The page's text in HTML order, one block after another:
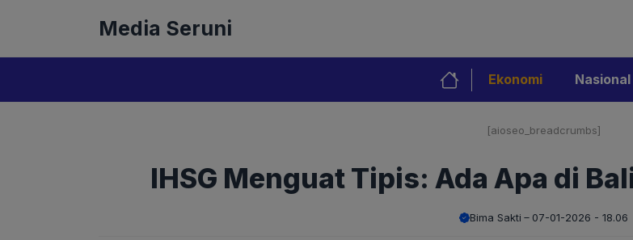
Media Seruni
Ekonomi Nasional
[aioseo_breadcrumbs]
IHSG Menguat Tipis: Ada Apa di
Bima Sakti 07-01-2026 - 18.06